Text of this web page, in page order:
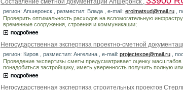
регион: Апшеронск , разместил: Влада , e-mail: erolmatsud@mail.ru ,
Проверить оптимальность расходов на вспомогательную
временные сооружения, строения и коммуникации;
Негосударственная экспертиза проектно-сметной
регион: Киров , разместил: Ангелина , e-mail: projectexpe@mail.ru ,
Проведение экспертизы сметы предусматривает оценку
понадобиться застройщику, иметь уверенность получить полную
Негосударственная экспертиза строительных проектов